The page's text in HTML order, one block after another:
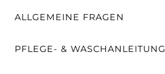
ALLGEMEINE FRAGEN
PFLEGE- & WASCHANLEITUNG